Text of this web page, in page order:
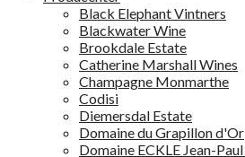
Black Elephant Vintners
Blackwater Wine
Brookdale Estate
Catherine Marshall Wines
Champagne Monmarthe
Codisi
Diemersdal Estate
Domaine du Grapillon d'Or
Domaine ECKLE Jean-